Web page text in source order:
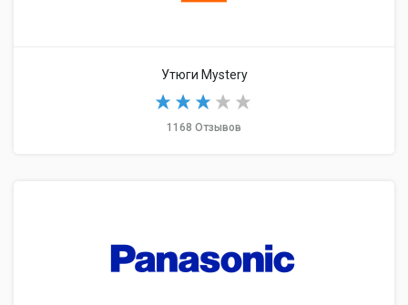
Утюги Mystery
1168 Отзывов